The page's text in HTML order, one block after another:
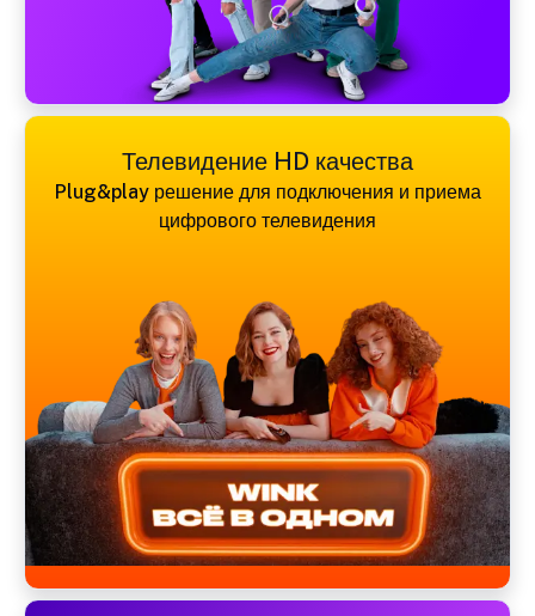
Телевидение HD качества
Plug&play решение для подключения и приема
цифрового телевидения